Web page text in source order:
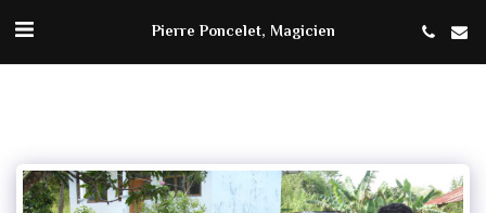
Pierre Poncelet, Magicien